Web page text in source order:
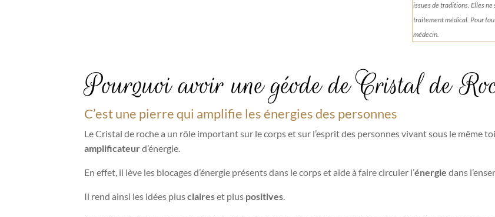
issues de traditions. Elles
traitement médical. Pour
médecin.
Pourquoi avoir une géode de Cristal de
C’est une pierre qui amplifie les énergies des personnes
Le Cristal de roche a un rôle important sur le corps et sur l’esprit des personnes vivant sous le même
amplificateurd’énergie.
En effet, il lève les blocages d’énergie présents dans le corps et aide à faire circuler l’énergie dans
Il rend ainsi les idées plusclaireset plus positives.